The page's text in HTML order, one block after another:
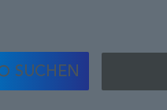
SUCHEN